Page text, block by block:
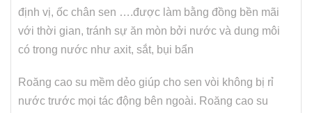
định vị, ốc chân sen ….được làm bằng đồng bền mãi
với thời gian, tránh sự ăn mòn bởi nước và dung môi
có trong nước như axit, sắt, bụi bẩn
Roăng cao su mềm dẻo giúp cho sen vòi không bị rỉ
nước trước mọi tác động bên ngoài. Roăng cao su